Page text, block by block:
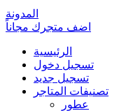
المدونة
اضف متجرك مجاناً
الرئيسية
تسجيل دخول
تسجيل جديد
تصنيفات المتاجر
عطور